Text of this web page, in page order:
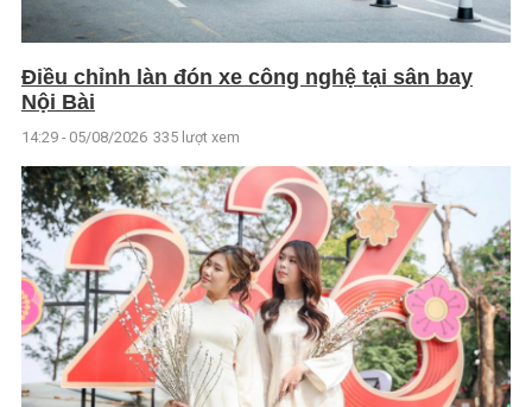
Điều chỉnh làn đón xe công nghệ tại sân bay
Nội Bài
14:29 - 05/08/2026 335 lượt xem